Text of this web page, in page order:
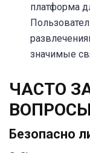
платформа
значимые
ЧАСТО
Безопасно